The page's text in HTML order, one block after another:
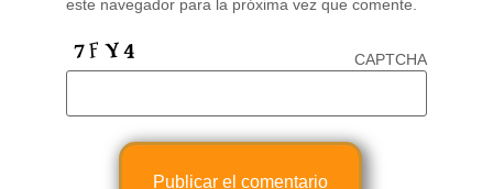
este navegador para la próxima vez que comente.
CAPTCHA